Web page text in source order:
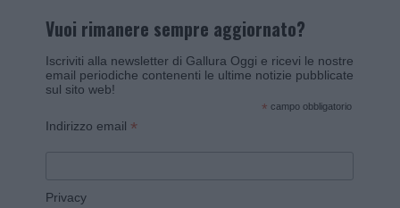
Vuoi rimanere sempre aggiornato?
Iscriviti alla newsletter di Gallura Oggi e ricevi le nostre
email periodiche contenenti le ultime notizie pubblicate
sul sito web!
* campo obbligatorio
Indirizzo email *
Privacy